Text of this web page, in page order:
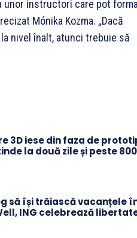
unor instructori care pot
Mónika Kozma. „Dacă
nivel înalt, atunci trebuie să
3D iese din faza de
la două zile și peste
să își trăiască vacanțele
ING celebrează